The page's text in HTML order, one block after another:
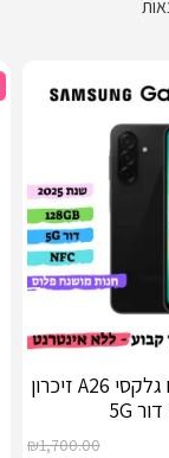
סמארטפון מפוקח גלקסי A26 זיכרון
₪1,700.00